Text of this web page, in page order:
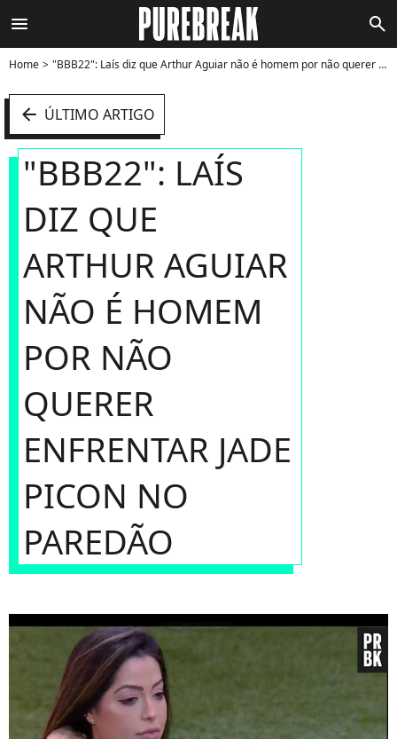
menu search
Home "BBB22": Laís diz que Arthur Aguiar não é homem por não querer enfrentar Jade Picon no Paredão - Foto
arrow_left ÚLTIMO ARTIGO
"BBB22": LAÍS
DIZ QUE
ARTHUR AGUIAR
NÃO É HOMEM
POR NÃO
QUERER
ENFRENTAR JADE
PICON NO
PAREDÃO